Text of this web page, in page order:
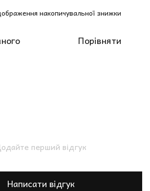
накопичувальної знижки
Порівняти
перший відгук
Написати відгук